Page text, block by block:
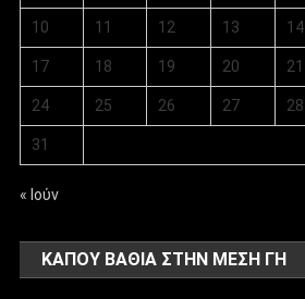
10 11 12 13 14
17 18 19 20 21
24 25 26 27 28
31
« Ιούν
ΚΑΠΟΥ ΒΑΘΙΑ ΣΤΗΝ ΜΕΣΗ ΓΗ